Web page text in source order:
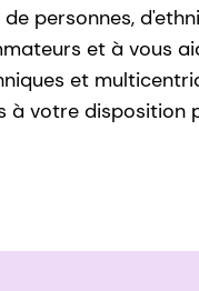
de personnes,
et à vous
et
à votre disposition